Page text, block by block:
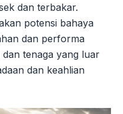
dan terbakar.
potensi bahaya
dan performa
tenaga yang luar
dan keahlian